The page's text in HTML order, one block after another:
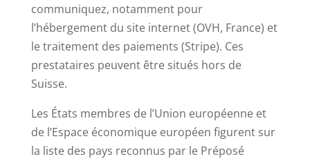
communiquez, notamment pour
l’hébergement du site internet (OVH, France) et
le traitement des paiements (Stripe). Ces
prestataires peuvent être situés hors de
Suisse.
Les États membres de l’Union européenne et
de l’Espace économique européen figurent sur
la liste des pays reconnus par le Préposé